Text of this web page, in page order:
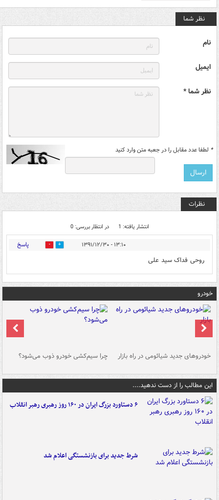
نظر شما
نام
ایمیل
نظر شما *
* لطفا عدد مقابل را در جعبه متن وارد کنید
نظرات
انتشار یافته: 1 در انتظار بررسی: 0
۱۳:۱۰ - ۱۳۹۱/۱۲/۳۰ 0 پاسخ
روحی فداک سید علی
خودرو
خودروهای جدید شیائومی در راه بازار چرا سیم‌کشی خودرو ذوب می‌شود؟
این مطالب را از دست ندهید....
۶ دستاورد بزرگ ایران در ۱۶۰ روز رهبری رهبر انقلاب
شرط جدید برای بازنشستگی اعلام شد